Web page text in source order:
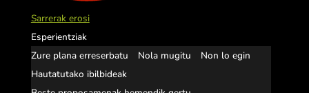
Sarrerak erosi
Esperientziak
Zure plana erreserbatu
Nola mugitu
Non lo egin
Hautatutako ibilbideak